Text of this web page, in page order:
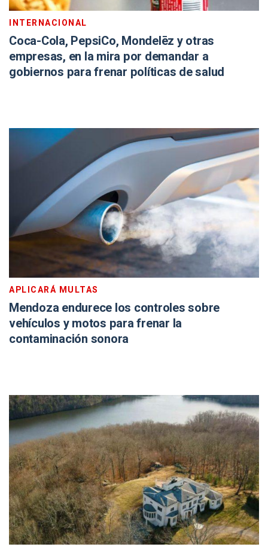
INTERNACIONAL
Coca-Cola, PepsiCo, Mondelēz y otras
empresas, en la mira por demandar a
gobiernos para frenar políticas de salud
APLICARÁ MULTAS
Mendoza endurece los controles sobre
vehículos y motos para frenar la
contaminación sonora